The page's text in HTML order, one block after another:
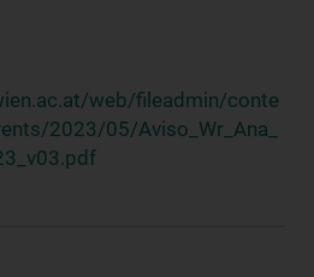
web/fileadmin/conte
2023/05/Aviso_Wr_Ana_